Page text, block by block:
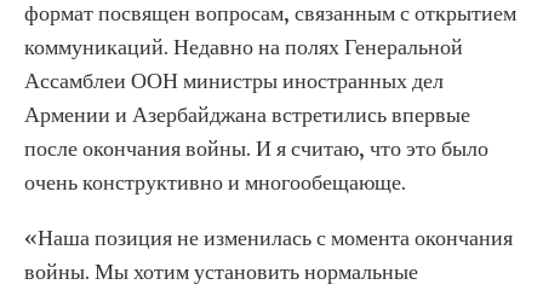
формат посвящен вопросам, связанным с открытием
коммуникаций. Недавно на полях Генеральной
Ассамблеи ООН министры иностранных дел
Армении и Азербайджана встретились впервые
после окончания войны. И я считаю, что это было
очень конструктивно и многообещающе.
«Наша позиция не изменилась с момента окончания
войны. Мы хотим установить нормальные